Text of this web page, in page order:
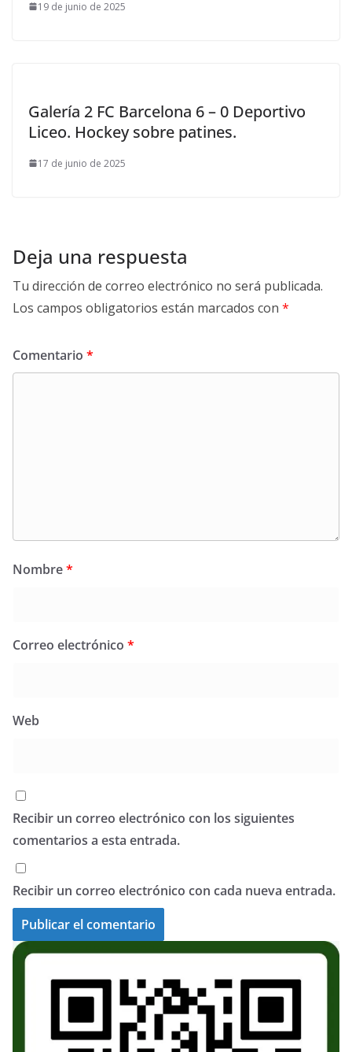
19 de junio de 2025
Galería 2 FC Barcelona 6 – 0 Deportivo
Liceo. Hockey sobre patines.
17 de junio de 2025
Deja una respuesta
Tu dirección de correo electrónico no será publicada.
Los campos obligatorios están marcados con *
Comentario *
Nombre*
Correo electrónico *
Web
Recibir un correo electrónico con los siguientes
comentarios a esta entrada.
Recibir un correo electrónico con cada nueva entrada.